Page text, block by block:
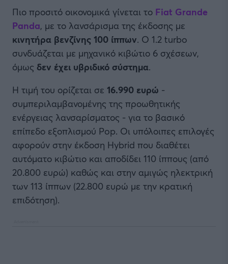
Πιο προσιτό οικονομικά γίνεται το Fiat Grande
Panda, με το λανσάρισμα της έκδοσης με
κινητήρα βενζίνης 100 ίππων. Ο 1.2 turbo
συνδυάζεται με μηχανικό κιβώτιο 6 σχέσεων,
όμως δεν έχει υβριδικό σύστημα.
Η τιμή του ορίζεται σε 16.990 ευρώ -
συμπεριλαμβανομένης της προωθητικής
ενέργειας λανσαρίσματος - για το βασικό
επίπεδο εξοπλισμού Pop. Οι υπόλοιπες επιλογές
αφορούν στην έκδοση Hybrid που διαθέτει
αυτόματο κιβώτιο και αποδίδει 110 ίππους (από
20.800 ευρώ) καθώς και στην αμιγώς ηλεκτρική
των 113 ίππων (22.800 ευρώ με την κρατική
επιδότηση).